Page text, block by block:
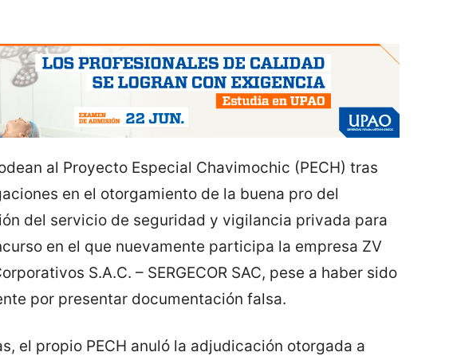
al Proyecto Especial Chavimochic (PECH) tras
en el otorgamiento de la buena pro del
del servicio de seguridad y vigilancia privada para
en el que nuevamente participa la empresa ZV
S.A.C. – SERGECOR SAC, pese a haber sido
por presentar documentación falsa.
el propio PECH anuló la adjudicación otorgada a